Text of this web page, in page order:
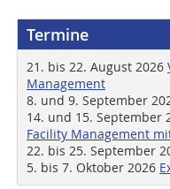
Termine
21. bis 22. August 2026
Management
8. und 9. September
14. und 15. September
Facility Management
22. bis 25. September
5. bis 7. Oktober 2026